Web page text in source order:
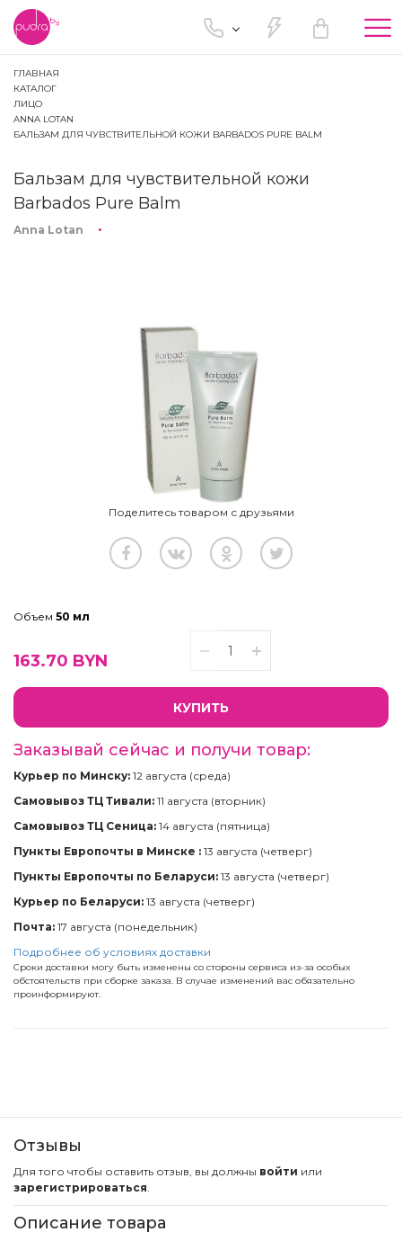
ГЛАВНАЯ
КАТАЛОГ
ЛИЦО
ANNA LOTAN
БАЛЬЗАМ ДЛЯ ЧУВСТВИТЕЛЬНОЙ КОЖИ BARBADOS PURE BALM
Бальзам для чувствительной кожи
Barbados Pure Balm
Anna Lotan
Поделитесь товаром с друзьями
Объем 50 мл
163.70 BYN
КУПИТЬ
Заказывай сейчас и получи товар:
Курьер по Минску: 12 августа (среда)
Самовывоз ТЦ Тивали: 11 августа (вторник)
Самовывоз ТЦ Сеница: 14 августа (пятница)
Пункты Европочты в Минске : 13 августа (четверг)
Пункты Европочты по Беларуси: 13 августа (четверг)
Курьер по Беларуси: 13 августа (четверг)
Почта: 17 августа (понедельник)
Подробнее об условиях доставки
Сроки доставки могу быть изменены со стороны сервиса из-за особых
обстоятельств при сборке заказа. В случае изменений вас обязательно
проинформируют.
Отзывы
Для того чтобы оставить отзыв, вы должны войти или
зарегистрироваться.
Описание товара